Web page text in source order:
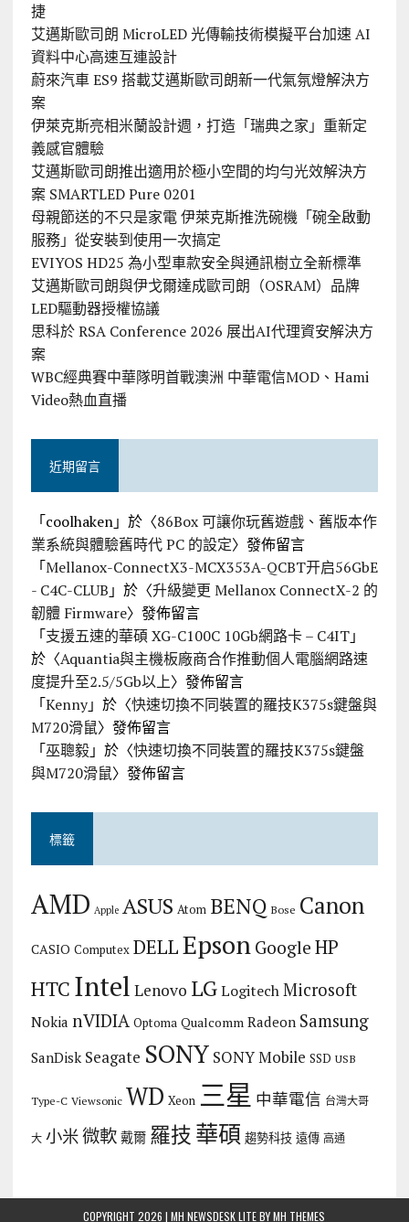
捷
艾邁斯歐司朗 MicroLED 光傳輸技術模擬平台加速 AI
資料中心高速互連設計
蔚來汽車 ES9 搭載艾邁斯歐司朗新一代氣氛燈解決方
案
伊萊克斯亮相米蘭設計週，打造「瑞典之家」重新定
義感官體驗
艾邁斯歐司朗推出適用於極小空間的均勻光效解決方
案 SMARTLED Pure 0201
母親節送的不只是家電 伊萊克斯推洗碗機「碗全啟動
服務」從安裝到使用一次搞定
EVIYOS HD25 為小型車款安全與通訊樹立全新標準
艾邁斯歐司朗與伊戈爾達成歐司朗（OSRAM）品牌
LED驅動器授權協議
思科於 RSA Conference 2026 展出AI代理資安解決方
案
WBC經典賽中華隊明首戰澳洲 中華電信MOD、Hami
Video熱血直播
近期留言
「coolhaken」於〈86Box 可讓你玩舊遊戲、舊版本作
業系統與體驗舊時代 PC 的設定〉發佈留言
「Mellanox-ConnectX3-MCX353A-QCBT开启56GbE
- C4C-CLUB 」於〈升級變更 Mellanox ConnectX-2 的
韌體 Firmware〉發佈留言
「支援五速的華碩 XG-C100C 10Gb網路卡 – C4IT」
於〈Aquantia與主機板廠商合作推動個人電腦網路速
度提升至2.5/5Gb以上〉發佈留言
「Kenny」於〈快速切換不同裝置的羅技K375s鍵盤與
M720滑鼠〉發佈留言
「巫聰毅」於〈快速切換不同裝置的羅技K375s鍵盤
與M720滑鼠〉發佈留言
標籤
AMD Apple ASUS Atom BENQ Bose Canon
CASIO Computex DELLEpson Google HP
HTC Intel Lenovo LG Logitech Microsoft
Nokia nVIDIA Optoma Qualcomm Radeon Samsung
SanDisk Seagate SONY SONY Mobile SSD USB
Type-C Viewsonic WD Xeon 三星 中華電信 台灣大哥
大 小米微軟 戴爾 羅技華碩 趨勢科技 遠傳 高通
COPYRIGHT 2026 | MH NEWSDESK LITE BYMH THEMES